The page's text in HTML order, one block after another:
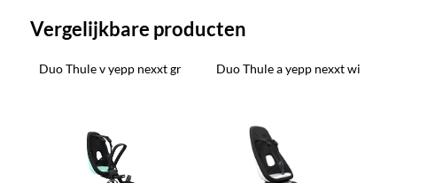
Vergelijkbare producten
Duo Thule v yepp nexxt gr Duo Thule a yepp nexxt wi